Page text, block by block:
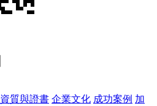
資質與證書 企業文化 成功案例 加